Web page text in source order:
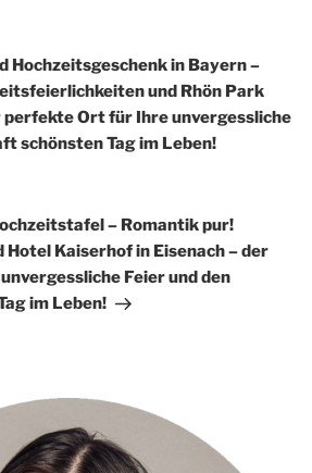
Hochzeitsgeschenk in Bayern –
und Rhön Park
perfekte Ort für Ihre unvergessliche
schönsten Tag im Leben!
– Romantik pur!
Hotel Kaiserhof in Eisenach – der
Feier und den
im Leben!